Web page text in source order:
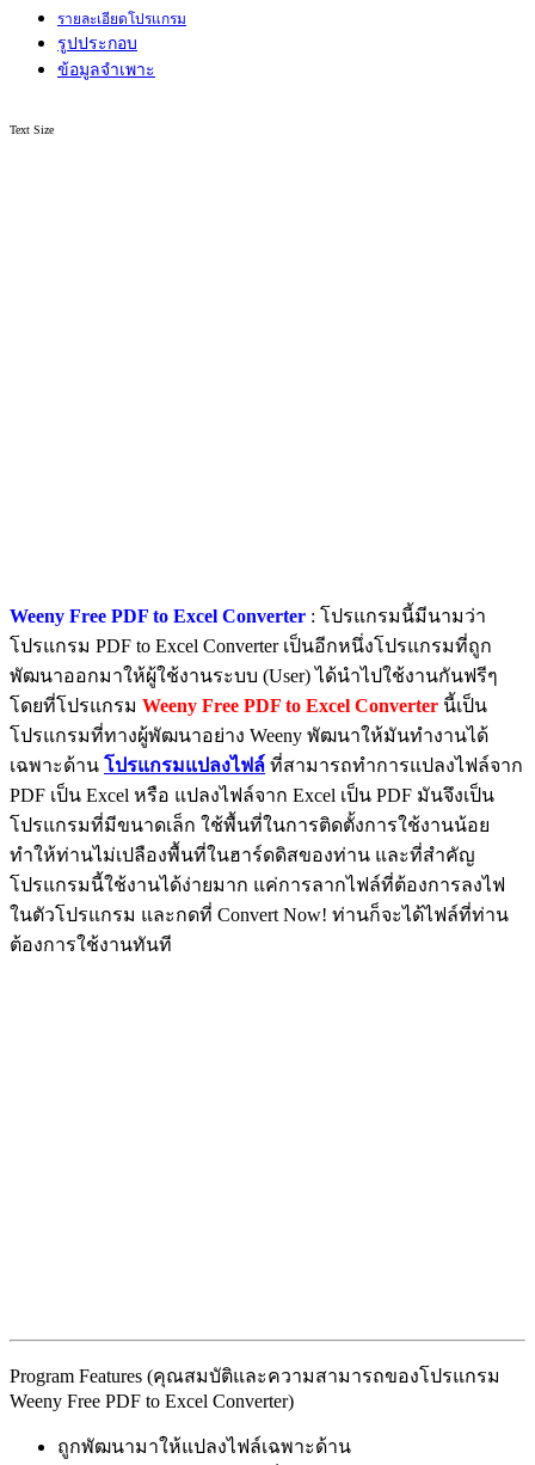
รายละเอียดโปรแกรม
รูปประกอบ
ข้อมูลจำเพาะ
Text Size
Weeny Free PDF to Excel Converter : โปรแกรมนี้มีนามว่า
โปรแกรม PDF to Excel Converter เป็นอีกหนึ่งโปรแกรมที่ถูก
พัฒนาออกมาให้ผู้ใช้งานระบบ (User) ได้นำไปใช้งานกันฟรีๆ
โดยที่โปรแกรม Weeny Free PDF to Excel Converter นี้เป็น
โปรแกรมที่ทางผู้พัฒนาอย่าง Weeny พัฒนาให้มันทำงานได้
เฉพาะด้าน โปรแกรมแปลงไฟล์ ที่สามารถทำการแปลงไฟล์จาก
PDF เป็น Excel หรือ แปลงไฟล์จาก Excel เป็น PDF มันจึงเป็น
โปรแกรมที่มีขนาดเล็ก ใช้พื้นที่ในการติดตั้งการใช้งานน้อย
ทำให้ท่านไม่เปลืองพื้นที่ในฮาร์ดดิสของท่าน และที่สำคัญ
โปรแกรมนี้ใช้งานได้ง่ายมาก แค่การลากไฟล์ที่ต้องการลงไฟ
ในตัวโปรแกรม และกดที่ Convert Now! ท่านก็จะได้ไฟล์ที่ท่าน
ต้องการใช้งานทันที
Program Features (คุณสมบัติและความสามารถของโปรแกรม
Weeny Free PDF to Excel Converter)
ถูกพัฒนามาให้แปลงไฟล์เฉพาะด้าน